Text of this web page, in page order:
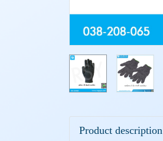
Product description